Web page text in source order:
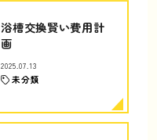
浴槽交換賢い費用計
画
2025.07.13
未分類